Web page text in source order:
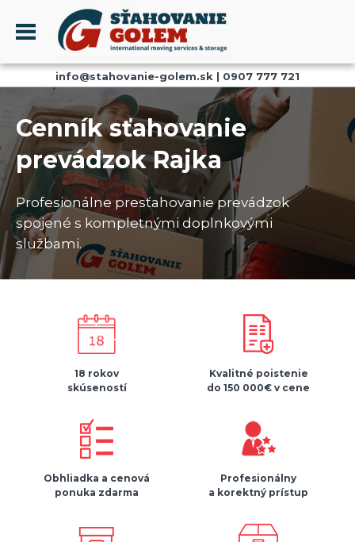
Menu
PROFIL
SŤAHOVANIE - SŤAHOVACIE SLUŽBY
DOPRAVA - DOPRAVNÉ SLUŽBY
AKCIE A ZĽAVY
SKLADOVANIE
REFERENCIE
CENNÍK
KONTAKT
info@stahovanie-golem.sk | 0907 777 721
Cenník sťahovanie
prevádzok Rajka
Profesionálne presťahovanie prevádzok
spojené s kompletnými doplnkovými
službami.
18 rokov
skúseností
Kvalitné poistenie
do 150 000€ v cene
Obhliadka a cenová
ponuka zdarma
Profesionálny
a korektný prístup